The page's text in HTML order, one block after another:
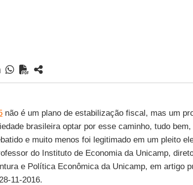
não é um plano de estabilização fiscal, mas um
brasileira optar por esse caminho, tudo
e muito menos foi legitimado em um pleito
do Instituto de Economia da Unicamp,
e Política Econômica da Unicamp, em artigo
11-2016.